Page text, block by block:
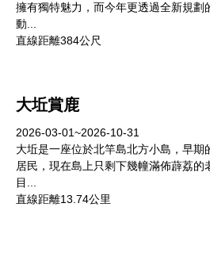
擁有獨特魅力，而今年更透過全新規劃
動...
直線距離384公尺
大坵賞鹿
2026-03-01~2026-10-31
大坵是一座位於北竿島北方小島，早期
居民，現在島上只剩下幾幢滿佈薜荔的
目...
直線距離13.74公里